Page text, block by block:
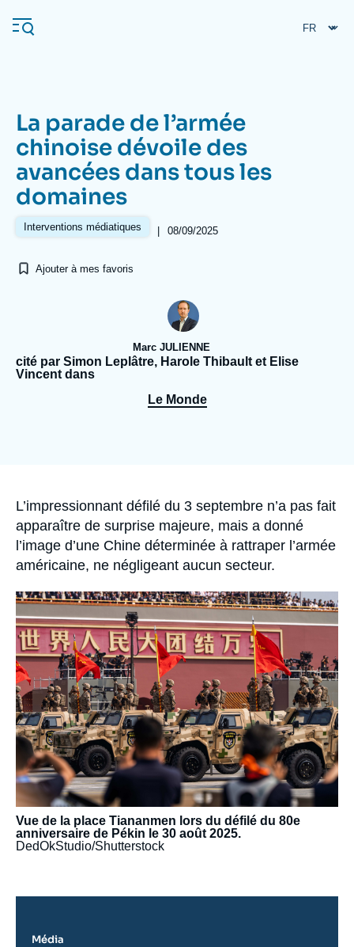
au
contenu
Navigation
principale
L'Ifri
Analyses
Se connecter
Nous soutenir
La parade de l’armée
chinoise dévoile des
avancées dans tous les
domaines
Interventions médiatiques | 08/09/2025
Ajouter à mes favoris
Marc JULIENNE
cité par Simon Leplâtre, Harole Thibault et Elise
Vincent dans
Le Monde
Accroche
L’impressionnant défilé du 3 septembre n’a pas fait
apparaître de surprise majeure, mais a donné
l’image d’une Chine déterminée à rattraper l’armée
américaine, ne négligeant aucun secteur.
Image
médiatique
Vue de la place Tiananmen lors du défilé du 80e
anniversaire de Pékin le 30 août 2025.
DedOkStudio/Shutterstock
Média